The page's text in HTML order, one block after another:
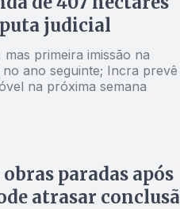
judicial
primeira imissão na
ano seguinte; Incra prevê
na próxima semana
paradas após
atrasar